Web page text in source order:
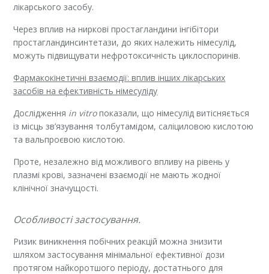
лікарського засобу.
Через вплив на ниркові простагландини інгібітори
простагландинсинтетази, до яких належить німесулід,
можуть підвищувати нефротоксичність циклоспоринів.
Фармакокінетичні взаємодії: вплив інших лікарських
засобів на ефективність німесуліду
Дослідження in vitroпоказали, що німесулід витісняється
із місць зв’язування толбутамідом, саліциловою кислотою
та вальпроєвою кислотою.
Проте, незалежно від можливого впливу на рівень у
плазмі крові, зазначені взаємодії не мають жодної
клінічної значущості.
Особливості застосування.
Ризик виникнення побічних реакцій можна знизити
шляхом застосування мінімальної ефективної дози
протягом найкоротшого періоду, достатнього для